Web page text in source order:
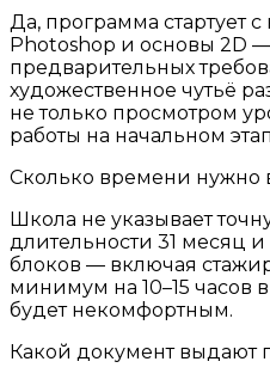
Да, программа стартует
Photoshop и основы 2D
предварительных
художественное чутьё
не только просмотром
работы на начальном
Сколько времени нужно
Школа не указывает
длительности 31 месяц
блоков — включая
минимум на 10–15 часов
будет некомфортным.
Какой документ выдают